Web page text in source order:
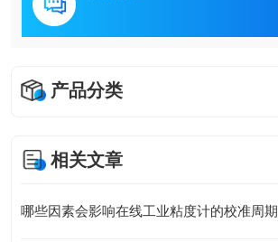
产品分类
相关文章
哪些因素会影响在线工业粘度计的校准周期